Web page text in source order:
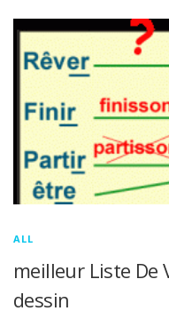
ALL
meilleur Liste De
dessin